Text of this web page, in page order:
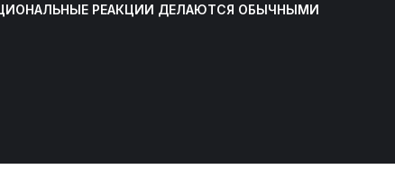
РЕАКЦИИ ДЕЛАЮТСЯ ОБЫЧНЫМИ